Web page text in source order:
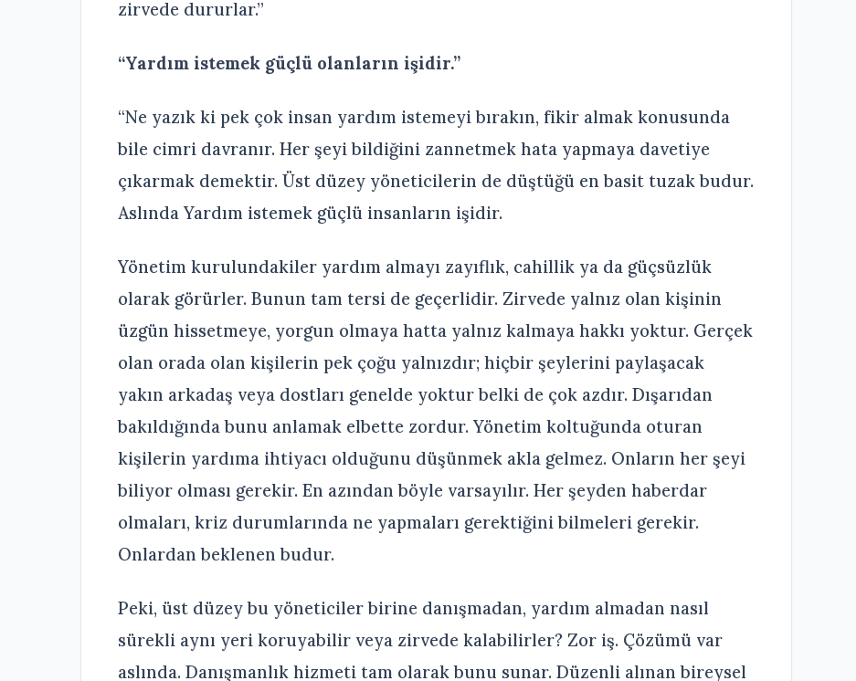
zirvede dururlar.”
“Yardım istemek güçlü olanların işidir.”
“Ne yazık ki pek çok insan yardım istemeyi bırakın, fikir almak konusunda
bile cimri davranır. Her şeyi bildiğini zannetmek hata yapmaya davetiye
çıkarmak demektir. Üst düzey yöneticilerin de düştüğü en basit tuzak budur.
Aslında Yardım istemek güçlü insanların işidir.
Yönetim kurulundakiler yardım almayı zayıflık, cahillik ya da güçsüzlük
olarak görürler. Bunun tam tersi de geçerlidir. Zirvede yalnız olan kişinin
üzgün hissetmeye, yorgun olmaya hatta yalnız kalmaya hakkı yoktur. Gerçek
olan orada olan kişilerin pek çoğu yalnızdır; hiçbir şeylerini paylaşacak
yakın arkadaş veya dostları genelde yoktur belki de çok azdır. Dışarıdan
bakıldığında bunu anlamak elbette zordur. Yönetim koltuğunda oturan
kişilerin yardıma ihtiyacı olduğunu düşünmek akla gelmez. Onların her şeyi
biliyor olması gerekir. En azından böyle varsayılır. Her şeyden haberdar
olmaları, kriz durumlarında ne yapmaları gerektiğini bilmeleri gerekir.
Onlardan beklenen budur.
Peki, üst düzey bu yöneticiler birine danışmadan, yardım almadan nasıl
sürekli aynı yeri koruyabilir veya zirvede kalabilirler? Zor iş. Çözümü var
aslında. Danışmanlık hizmeti tam olarak bunu sunar. Düzenli alınan bireysel